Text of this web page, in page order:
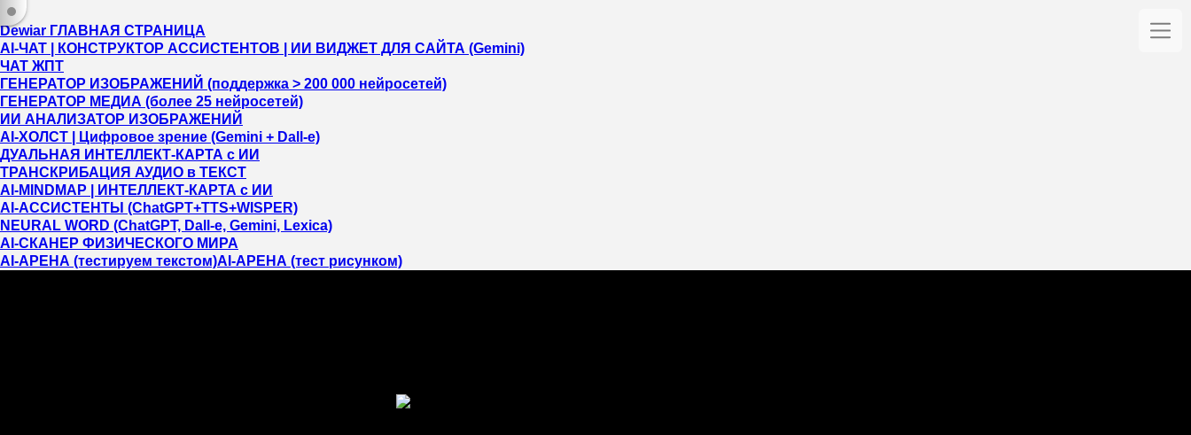
Dewiar ГЛАВНАЯ СТРАНИЦА
AI-ЧАТ | КОНСТРУКТОР АССИСТЕНТОВ | ИИ ВИДЖЕТ ДЛЯ САЙТА (Gemini)
ЧАТ ЖПТ
ГЕНЕРАТОР ИЗОБРАЖЕНИЙ (поддержка > 200 000 нейросетей)
ГЕНЕРАТОР МЕДИА (более 25 нейросетей)
ИИ АНАЛИЗАТОР ИЗОБРАЖЕНИЙ
AI-ХОЛСТ | Цифровое зрение (Gemini + Dall-e)
ДУАЛЬНАЯ ИНТЕЛЛЕКТ-КАРТА c ИИ
ТРАНСКРИБАЦИЯ АУДИО в ТЕКСТ
AI-MINDMAP | ИНТЕЛЛЕКТ-КАРТА c ИИ
AI-АССИСТЕНТЫ (ChatGPT+TTS+WISPER)
NEURAL WORD (ChatGPT, Dall-e, Gemini, Lexica)
AI-СКАНЕР ФИЗИЧЕСКОГО МИРА
AI-АРЕНА (тестируем текстом)AI-АРЕНА (тест рисунком)